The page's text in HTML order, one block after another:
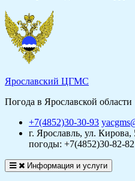
Ярославский ЦГМС
Погода в Ярославской области
+7(4852)30-30-93
г. Ярославль, ул. Кирова,
погоды: +7(4852)30-82-82
Информация и услуги